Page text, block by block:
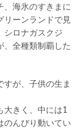
、海氷のすきまに
リーンランドで見
シロナガスクジ
、全種類制覇した
が、子供の生ま
大きく、中には1
のんびり動いてい